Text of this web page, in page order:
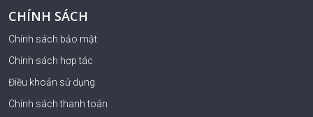
CHÍNH SÁCH
Chính sách bảo mật
Chính sách hợp tác
Điều khoản sử dụng
Chính sách thanh toán